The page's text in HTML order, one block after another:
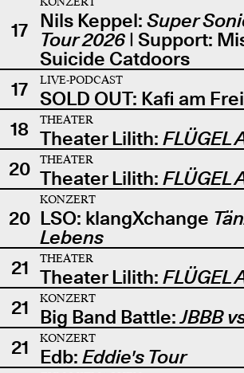
17 Nils Keppel: Super
Tour 2026| Support:
Suicide Catdoors
17
LIVE-PODCAST
SOLD OUT: Kafi am
18
THEATER
Theater Lilith: FLÜGEL
20
THEATER
Theater Lilith: FLÜGEL
20
KONZERT
LSO: klangXchange
Lebens
21
THEATER
Theater Lilith: FLÜGEL
21
KONZERT
Big Band Battle:JBBB
21
KONZERT
Edb: Eddie's Tour